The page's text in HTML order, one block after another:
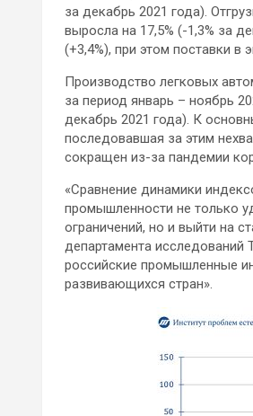
за декабрь 2021 года).
выросла на 17,5% (-1,3% за
(+3,4%), при этом поставки в
Производство легковых
за период январь – ноябрь
декабрь 2021 года). К
последовавшая за этим
сокращен из-за пандемии
«Сравнение динамики
промышленности не только
ограничений, но и выйти на
департамента
российские промышленные
развивающихся стран».